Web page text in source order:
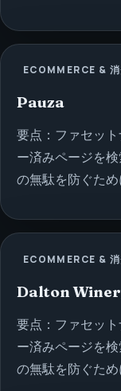
ECOMMERCE &
Pauza
要点：ファセッ
ー済みページを
の無駄を防ぐため
ECOMMERCE &
Dalton
要点：ファセッ
ー済みページを
の無駄を防ぐため